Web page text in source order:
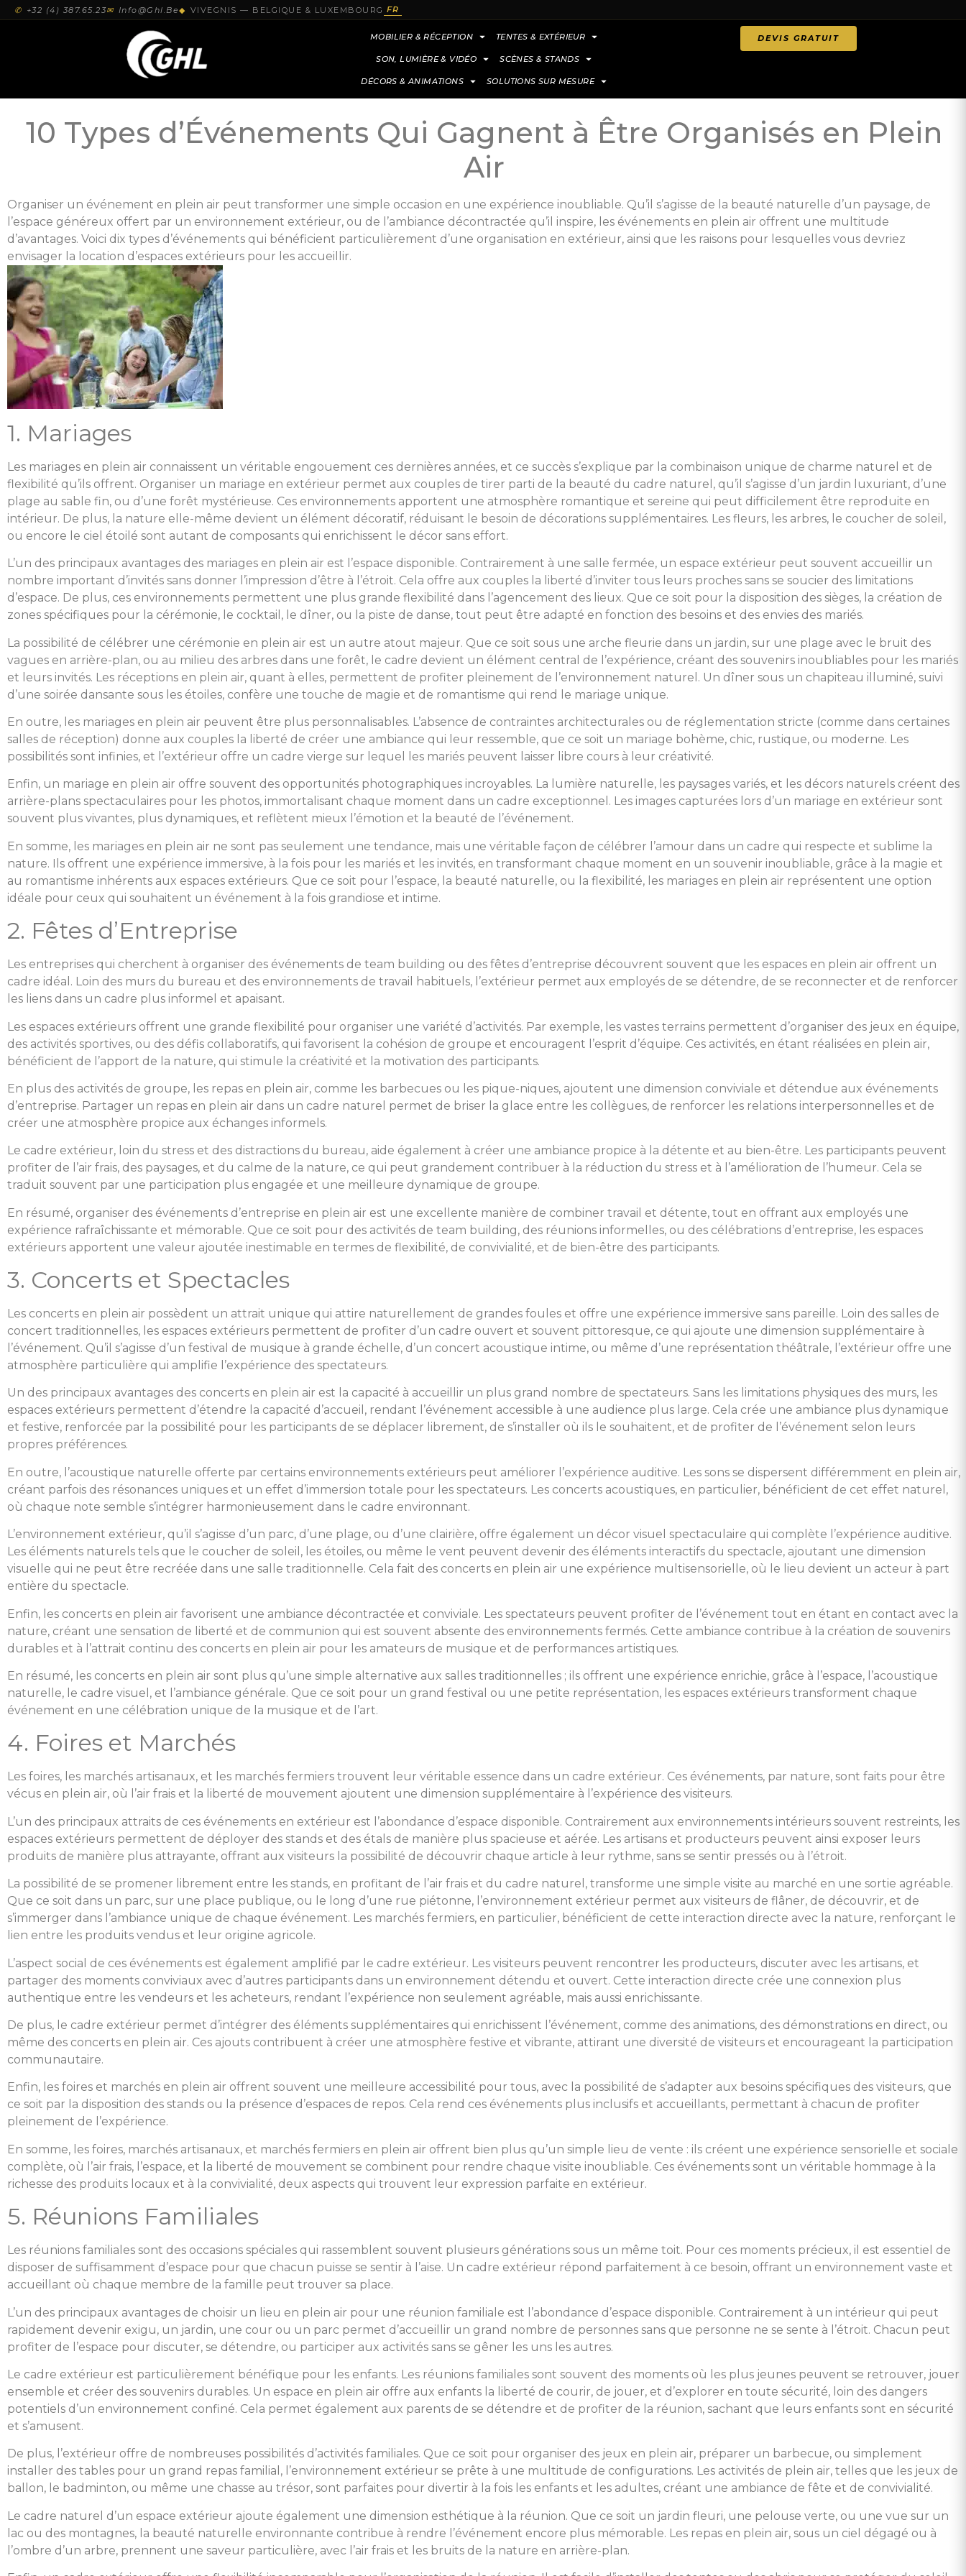
✆ +32 (4) 387.65.23✉ Info@ghl.be◆ VIVEGNIS — BELGIQUE & LUXEMBOURG FR
MOBILIER & RÉCEPTION TENTES & EXTÉRIEUR
SON, LUMIÈRE & VIDÉO SCÈNES & STANDS
DÉCORS & ANIMATIONS SOLUTIONS SUR MESURE
DEVIS GRATUIT
10 Types d’Événements Qui Gagnent à Être Organisés en Plein
Air
Organiser un événement en plein air peut transformer une simple occasion en une expérience inoubliable. Qu’il s’agisse de la beauté naturelle d’un paysage, de
l’espace généreux offert par un environnement extérieur, ou de l’ambiance décontractée qu’il inspire, les événements en plein air offrent une multitude
d’avantages. Voici dix types d’événements qui bénéficient particulièrement d’une organisation en extérieur, ainsi que les raisons pour lesquelles vous devriez
envisager la location d’espaces extérieurs pour les accueillir.
1. Mariages
Les mariages en plein air connaissent un véritable engouement ces dernières années, et ce succès s’explique par la combinaison unique de charme naturel et de
flexibilité qu’ils offrent. Organiser un mariage en extérieur permet aux couples de tirer parti de la beauté du cadre naturel, qu’il s’agisse d’un jardin luxuriant, d’une
plage au sable fin, ou d’une forêt mystérieuse. Ces environnements apportent une atmosphère romantique et sereine qui peut difficilement être reproduite en
intérieur. De plus, la nature elle-même devient un élément décoratif, réduisant le besoin de décorations supplémentaires. Les fleurs, les arbres, le coucher de soleil,
ou encore le ciel étoilé sont autant de composants qui enrichissent le décor sans effort.
L’un des principaux avantages des mariages en plein air est l’espace disponible. Contrairement à une salle fermée, un espace extérieur peut souvent accueillir un
nombre important d’invités sans donner l’impression d’être à l’étroit. Cela offre aux couples la liberté d’inviter tous leurs proches sans se soucier des limitations
d’espace. De plus, ces environnements permettent une plus grande flexibilité dans l’agencement des lieux. Que ce soit pour la disposition des sièges, la création de
zones spécifiques pour la cérémonie, le cocktail, le dîner, ou la piste de danse, tout peut être adapté en fonction des besoins et des envies des mariés.
La possibilité de célébrer une cérémonie en plein air est un autre atout majeur. Que ce soit sous une arche fleurie dans un jardin, sur une plage avec le bruit des
vagues en arrière-plan, ou au milieu des arbres dans une forêt, le cadre devient un élément central de l’expérience, créant des souvenirs inoubliables pour les mariés
et leurs invités. Les réceptions en plein air, quant à elles, permettent de profiter pleinement de l’environnement naturel. Un dîner sous un chapiteau illuminé, suivi
d’une soirée dansante sous les étoiles, confère une touche de magie et de romantisme qui rend le mariage unique.
En outre, les mariages en plein air peuvent être plus personnalisables. L’absence de contraintes architecturales ou de réglementation stricte (comme dans certaines
salles de réception) donne aux couples la liberté de créer une ambiance qui leur ressemble, que ce soit un mariage bohème, chic, rustique, ou moderne. Les
possibilités sont infinies, et l’extérieur offre un cadre vierge sur lequel les mariés peuvent laisser libre cours à leur créativité.
Enfin, un mariage en plein air offre souvent des opportunités photographiques incroyables. La lumière naturelle, les paysages variés, et les décors naturels créent des
arrière-plans spectaculaires pour les photos, immortalisant chaque moment dans un cadre exceptionnel. Les images capturées lors d’un mariage en extérieur sont
souvent plus vivantes, plus dynamiques, et reflètent mieux l’émotion et la beauté de l’événement.
En somme, les mariages en plein air ne sont pas seulement une tendance, mais une véritable façon de célébrer l’amour dans un cadre qui respecte et sublime la
nature. Ils offrent une expérience immersive, à la fois pour les mariés et les invités, en transformant chaque moment en un souvenir inoubliable, grâce à la magie et
au romantisme inhérents aux espaces extérieurs. Que ce soit pour l’espace, la beauté naturelle, ou la flexibilité, les mariages en plein air représentent une option
idéale pour ceux qui souhaitent un événement à la fois grandiose et intime.
2. Fêtes d’Entreprise
Les entreprises qui cherchent à organiser des événements de team building ou des fêtes d’entreprise découvrent souvent que les espaces en plein air offrent un
cadre idéal. Loin des murs du bureau et des environnements de travail habituels, l’extérieur permet aux employés de se détendre, de se reconnecter et de renforcer
les liens dans un cadre plus informel et apaisant.
Les espaces extérieurs offrent une grande flexibilité pour organiser une variété d’activités. Par exemple, les vastes terrains permettent d’organiser des jeux en équipe,
des activités sportives, ou des défis collaboratifs, qui favorisent la cohésion de groupe et encouragent l’esprit d’équipe. Ces activités, en étant réalisées en plein air,
bénéficient de l’apport de la nature, qui stimule la créativité et la motivation des participants.
En plus des activités de groupe, les repas en plein air, comme les barbecues ou les pique-niques, ajoutent une dimension conviviale et détendue aux événements
d’entreprise. Partager un repas en plein air dans un cadre naturel permet de briser la glace entre les collègues, de renforcer les relations interpersonnelles et de
créer une atmosphère propice aux échanges informels.
Le cadre extérieur, loin du stress et des distractions du bureau, aide également à créer une ambiance propice à la détente et au bien-être. Les participants peuvent
profiter de l’air frais, des paysages, et du calme de la nature, ce qui peut grandement contribuer à la réduction du stress et à l’amélioration de l’humeur. Cela se
traduit souvent par une participation plus engagée et une meilleure dynamique de groupe.
En résumé, organiser des événements d’entreprise en plein air est une excellente manière de combiner travail et détente, tout en offrant aux employés une
expérience rafraîchissante et mémorable. Que ce soit pour des activités de team building, des réunions informelles, ou des célébrations d’entreprise, les espaces
extérieurs apportent une valeur ajoutée inestimable en termes de flexibilité, de convivialité, et de bien-être des participants.
3. Concerts et Spectacles
Les concerts en plein air possèdent un attrait unique qui attire naturellement de grandes foules et offre une expérience immersive sans pareille. Loin des salles de
concert traditionnelles, les espaces extérieurs permettent de profiter d’un cadre ouvert et souvent pittoresque, ce qui ajoute une dimension supplémentaire à
l’événement. Qu’il s’agisse d’un festival de musique à grande échelle, d’un concert acoustique intime, ou même d’une représentation théâtrale, l’extérieur offre une
atmosphère particulière qui amplifie l’expérience des spectateurs.
Un des principaux avantages des concerts en plein air est la capacité à accueillir un plus grand nombre de spectateurs. Sans les limitations physiques des murs, les
espaces extérieurs permettent d’étendre la capacité d’accueil, rendant l’événement accessible à une audience plus large. Cela crée une ambiance plus dynamique
et festive, renforcée par la possibilité pour les participants de se déplacer librement, de s’installer où ils le souhaitent, et de profiter de l’événement selon leurs
propres préférences.
En outre, l’acoustique naturelle offerte par certains environnements extérieurs peut améliorer l’expérience auditive. Les sons se dispersent différemment en plein air,
créant parfois des résonances uniques et un effet d’immersion totale pour les spectateurs. Les concerts acoustiques, en particulier, bénéficient de cet effet naturel,
où chaque note semble s’intégrer harmonieusement dans le cadre environnant.
L’environnement extérieur, qu’il s’agisse d’un parc, d’une plage, ou d’une clairière, offre également un décor visuel spectaculaire qui complète l’expérience auditive.
Les éléments naturels tels que le coucher de soleil, les étoiles, ou même le vent peuvent devenir des éléments interactifs du spectacle, ajoutant une dimension
visuelle qui ne peut être recréée dans une salle traditionnelle. Cela fait des concerts en plein air une expérience multisensorielle, où le lieu devient un acteur à part
entière du spectacle.
Enfin, les concerts en plein air favorisent une ambiance décontractée et conviviale. Les spectateurs peuvent profiter de l’événement tout en étant en contact avec la
nature, créant une sensation de liberté et de communion qui est souvent absente des environnements fermés. Cette ambiance contribue à la création de souvenirs
durables et à l’attrait continu des concerts en plein air pour les amateurs de musique et de performances artistiques.
En résumé, les concerts en plein air sont plus qu’une simple alternative aux salles traditionnelles ; ils offrent une expérience enrichie, grâce à l’espace, l’acoustique
naturelle, le cadre visuel, et l’ambiance générale. Que ce soit pour un grand festival ou une petite représentation, les espaces extérieurs transforment chaque
événement en une célébration unique de la musique et de l’art.
4. Foires et Marchés
Les foires, les marchés artisanaux, et les marchés fermiers trouvent leur véritable essence dans un cadre extérieur. Ces événements, par nature, sont faits pour être
vécus en plein air, où l’air frais et la liberté de mouvement ajoutent une dimension supplémentaire à l’expérience des visiteurs.
L’un des principaux attraits de ces événements en extérieur est l’abondance d’espace disponible. Contrairement aux environnements intérieurs souvent restreints, les
espaces extérieurs permettent de déployer des stands et des étals de manière plus spacieuse et aérée. Les artisans et producteurs peuvent ainsi exposer leurs
produits de manière plus attrayante, offrant aux visiteurs la possibilité de découvrir chaque article à leur rythme, sans se sentir pressés ou à l’étroit.
La possibilité de se promener librement entre les stands, en profitant de l’air frais et du cadre naturel, transforme une simple visite au marché en une sortie agréable.
Que ce soit dans un parc, sur une place publique, ou le long d’une rue piétonne, l’environnement extérieur permet aux visiteurs de flâner, de découvrir, et de
s’immerger dans l’ambiance unique de chaque événement. Les marchés fermiers, en particulier, bénéficient de cette interaction directe avec la nature, renforçant le
lien entre les produits vendus et leur origine agricole.
L’aspect social de ces événements est également amplifié par le cadre extérieur. Les visiteurs peuvent rencontrer les producteurs, discuter avec les artisans, et
partager des moments conviviaux avec d’autres participants dans un environnement détendu et ouvert. Cette interaction directe crée une connexion plus
authentique entre les vendeurs et les acheteurs, rendant l’expérience non seulement agréable, mais aussi enrichissante.
De plus, le cadre extérieur permet d’intégrer des éléments supplémentaires qui enrichissent l’événement, comme des animations, des démonstrations en direct, ou
même des concerts en plein air. Ces ajouts contribuent à créer une atmosphère festive et vibrante, attirant une diversité de visiteurs et encourageant la participation
communautaire.
Enfin, les foires et marchés en plein air offrent souvent une meilleure accessibilité pour tous, avec la possibilité de s’adapter aux besoins spécifiques des visiteurs, que
ce soit par la disposition des stands ou la présence d’espaces de repos. Cela rend ces événements plus inclusifs et accueillants, permettant à chacun de profiter
pleinement de l’expérience.
En somme, les foires, marchés artisanaux, et marchés fermiers en plein air offrent bien plus qu’un simple lieu de vente : ils créent une expérience sensorielle et sociale
complète, où l’air frais, l’espace, et la liberté de mouvement se combinent pour rendre chaque visite inoubliable. Ces événements sont un véritable hommage à la
richesse des produits locaux et à la convivialité, deux aspects qui trouvent leur expression parfaite en extérieur.
5. Réunions Familiales
Les réunions familiales sont des occasions spéciales qui rassemblent souvent plusieurs générations sous un même toit. Pour ces moments précieux, il est essentiel de
disposer de suffisamment d’espace pour que chacun puisse se sentir à l’aise. Un cadre extérieur répond parfaitement à ce besoin, offrant un environnement vaste et
accueillant où chaque membre de la famille peut trouver sa place.
L’un des principaux avantages de choisir un lieu en plein air pour une réunion familiale est l’abondance d’espace disponible. Contrairement à un intérieur qui peut
rapidement devenir exigu, un jardin, une cour ou un parc permet d’accueillir un grand nombre de personnes sans que personne ne se sente à l’étroit. Chacun peut
profiter de l’espace pour discuter, se détendre, ou participer aux activités sans se gêner les uns les autres.
Le cadre extérieur est particulièrement bénéfique pour les enfants. Les réunions familiales sont souvent des moments où les plus jeunes peuvent se retrouver, jouer
ensemble et créer des souvenirs durables. Un espace en plein air offre aux enfants la liberté de courir, de jouer, et d’explorer en toute sécurité, loin des dangers
potentiels d’un environnement confiné. Cela permet également aux parents de se détendre et de profiter de la réunion, sachant que leurs enfants sont en sécurité
et s’amusent.
De plus, l’extérieur offre de nombreuses possibilités d’activités familiales. Que ce soit pour organiser des jeux en plein air, préparer un barbecue, ou simplement
installer des tables pour un grand repas familial, l’environnement extérieur se prête à une multitude de configurations. Les activités de plein air, telles que les jeux de
ballon, le badminton, ou même une chasse au trésor, sont parfaites pour divertir à la fois les enfants et les adultes, créant une ambiance de fête et de convivialité.
Le cadre naturel d’un espace extérieur ajoute également une dimension esthétique à la réunion. Que ce soit un jardin fleuri, une pelouse verte, ou une vue sur un
lac ou des montagnes, la beauté naturelle environnante contribue à rendre l’événement encore plus mémorable. Les repas en plein air, sous un ciel dégagé ou à
l’ombre d’un arbre, prennent une saveur particulière, avec l’air frais et les bruits de la nature en arrière-plan.